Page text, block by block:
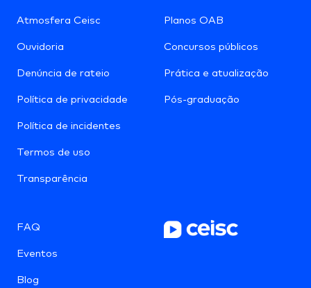
Atmosfera Ceisc
Ouvidoria
Denúncia de rateio
Política de privacidade
Política de incidentes
Termos de uso
Transparência
Planos OAB
Concursos públicos
Prática e atualização
Pós-graduação
FAQ
Eventos
Blog